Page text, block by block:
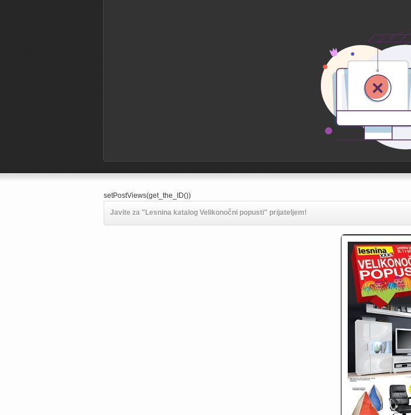
setPostViews(get_the_ID())
Javite za "Lesnina katalog Velikonočni popusti" prijateljem!